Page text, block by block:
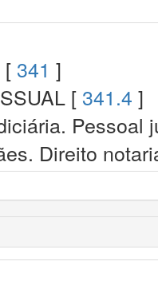
[ 341 ]
[ 341.4 ]
Pessoal
Direito